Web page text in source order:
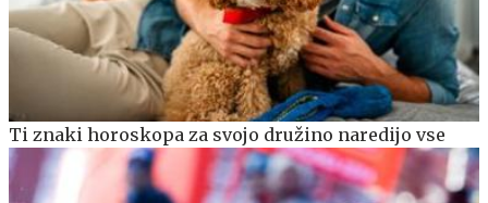
Ti znaki horoskopa za svojo družino naredijo vse